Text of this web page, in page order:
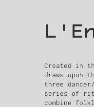
Created in
draws upon
three
series of
combine